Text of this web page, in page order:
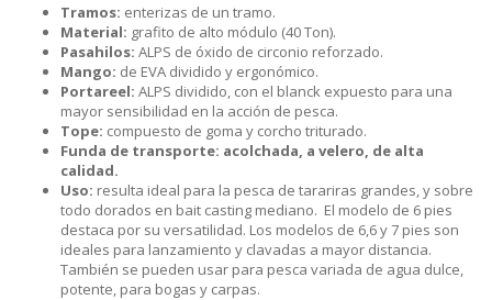
Tramos: enterizas de un tramo.
Material: grafito de alto módulo (40 Ton).
Pasahilos: ALPS de óxido de circonio reforzado.
Mango: de EVA dividido y ergonómico.
Portareel: ALPS dividido, con el blanck expuesto para una
mayor sensibilidad en la acción de pesca.
Tope: compuesto de goma y corcho triturado.
Funda de transporte: acolchada, a velero, de alta
calidad.
Uso: resulta ideal para la pesca de tarariras grandes, y sobre
todo dorados en bait casting mediano. El modelo de 6 pies
destaca por su versatilidad. Los modelos de 6,6 y 7 pies son
ideales para lanzamiento y clavadas a mayor distancia.
También se pueden usar para pesca variada de agua dulce,
potente, para bogas y carpas.